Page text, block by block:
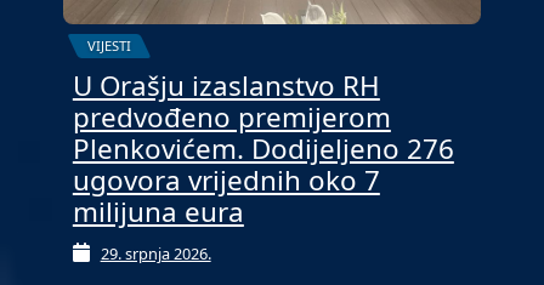
VIJESTI
U Orašju izaslanstvo RH
predvođeno premijerom
Plenkovićem. Dodijeljeno 276
ugovora vrijednih oko 7
milijuna eura
29. srpnja 2026.